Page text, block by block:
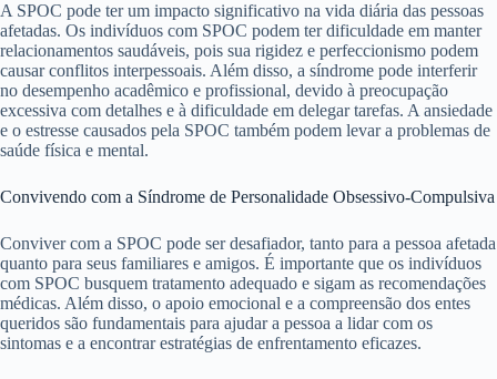
A SPOC pode ter um impacto significativo na vida diária das pessoas
afetadas. Os indivíduos com SPOC podem ter dificuldade em manter
relacionamentos saudáveis, pois sua rigidez e perfeccionismo podem
causar conflitos interpessoais. Além disso, a síndrome pode interferir
no desempenho acadêmico e profissional, devido à preocupação
excessiva com detalhes e à dificuldade em delegar tarefas. A ansiedade
e o estresse causados pela SPOC também podem levar a problemas de
saúde física e mental.
Convivendo com a Síndrome de Personalidade Obsessivo-Compulsiva
Conviver com a SPOC pode ser desafiador, tanto para a pessoa afetada
quanto para seus familiares e amigos. É importante que os indivíduos
com SPOC busquem tratamento adequado e sigam as recomendações
médicas. Além disso, o apoio emocional e a compreensão dos entes
queridos são fundamentais para ajudar a pessoa a lidar com os
sintomas e a encontrar estratégias de enfrentamento eficazes.